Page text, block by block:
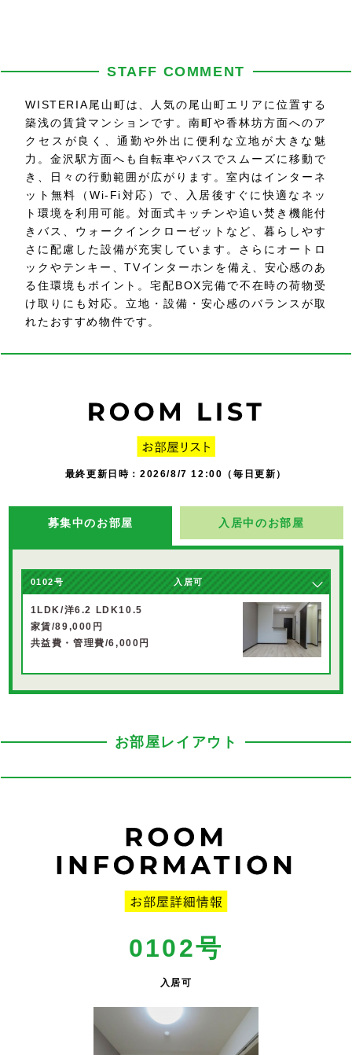
STAFF COMMENT
WISTERIA尾山町は、人気の尾山町エリアに位置する
築浅の賃貸マンションです。南町や香林坊方面へのア
クセスが良く、通勤や外出に便利な立地が大きな魅
力。金沢駅方面へも自転車やバスでスムーズに移動で
き、日々の行動範囲が広がります。室内はインターネ
ット無料（Wi-Fi対応）で、入居後すぐに快適なネッ
ト環境を利用可能。対面式キッチンや追い焚き機能付
きバス、ウォークインクローゼットなど、暮らしやす
さに配慮した設備が充実しています。さらにオートロ
ックやテンキー、TVインターホンを備え、安心感のあ
る住環境もポイント。宅配BOX完備で不在時の荷物受
け取りにも対応。立地・設備・安心感のバランスが取
れたおすすめ物件です。
最終更新日時：2026/8/7 12:00（毎日更新）
募集中のお部屋 入居中のお部屋
0102号 入居可
1LDK/洋6.2 LDK10.5
家賃/89,000円
共益費・管理費/6,000円
お部屋レイアウト
0102号
入居可